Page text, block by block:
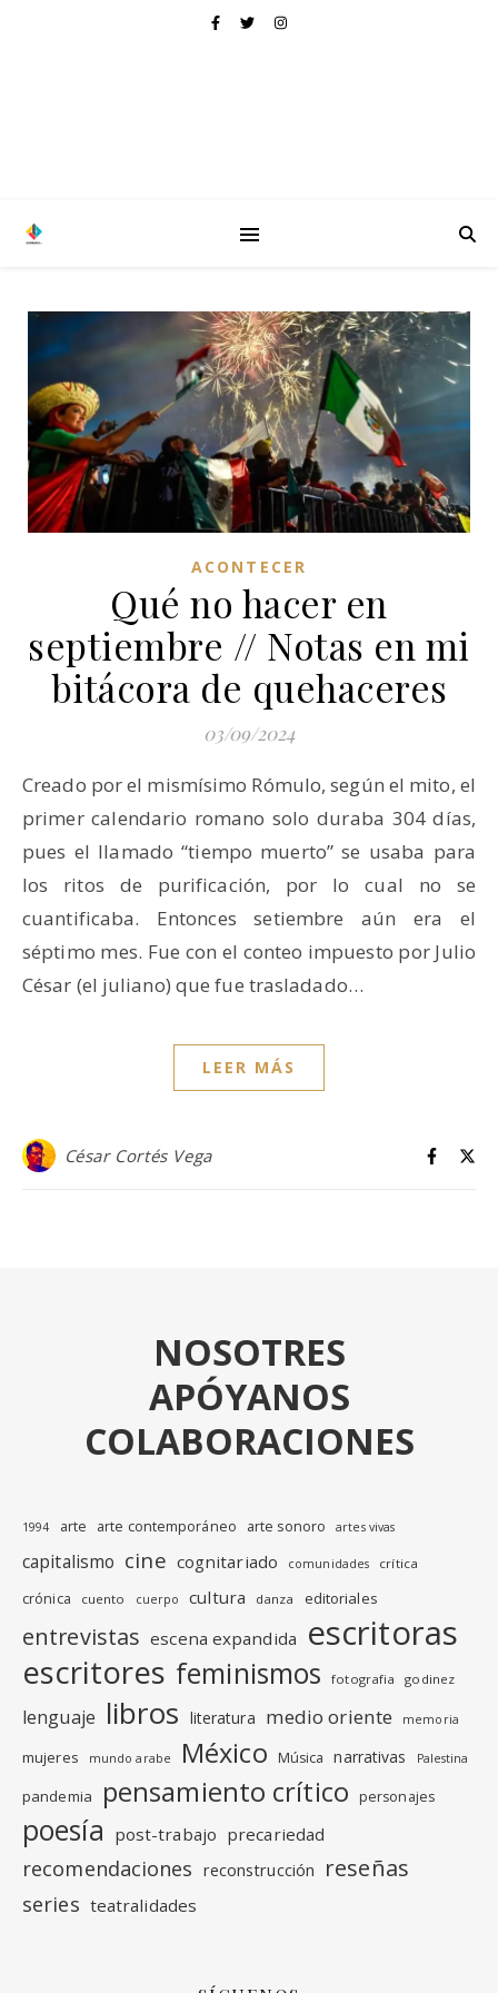
ACONTECER
Qué no hacer en
septiembre // Notas en mi
bitácora de quehaceres
03/09/2024
Creado por el mismísimo Rómulo, según el mito, el
primer calendario romano solo duraba 304 días,
pues el llamado “tiempo muerto” se usaba para
los ritos de purificación, por lo cual no se
cuantificaba. Entonces setiembre aún era el
séptimo mes. Fue con el conteo impuesto por Julio
César (el juliano) que fue trasladado…
LEER MÁS
César Cortés Vega
NOSOTRES
APÓYANOS
COLABORACIONES
1994 arte arte contemporáneo arte sonoro artes vivas
capitalismo cine cognitariado comunidades crítica
crónica cuento cuerpo cultura danza editoriales
entrevistas escena expandida escritoras
escritores feminismos fotografia godinez
lenguaje libros literatura medio oriente memoria
mujeres mundo arabe México Música narrativas Palestina
pandemia pensamiento crítico personajes
poesía post-trabajo precariedad
recomendaciones reconstrucción reseñas
series teatralidades